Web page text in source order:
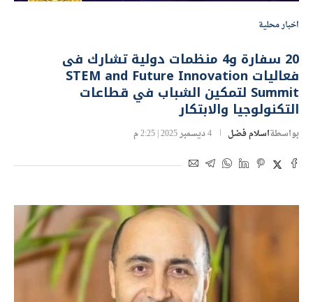
اخبار محلية
20 سفارة و4 منظمات دولية تشارك فى
فعاليات STEM and Future Innovation
Summit لتمكين الشباب في قطاعات
التكنولوجيا والابتكار
بواسطةاسلام فضل 4 ديسمبر 2025 | 2:25 م